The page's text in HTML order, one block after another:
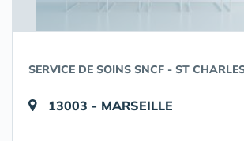
SERVICE DE SOINS SNCF - ST
13003 - MARSEILLE